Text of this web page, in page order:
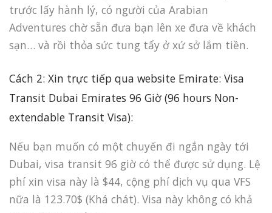
trước lấy hành lý, có người của Arabian
Adventures chờ sẵn đưa bạn lên xe đưa về khách
sạn… và rồi thỏa sức tung tẩy ở xứ sở lắm tiền.
Cách 2: Xin trực tiếp qua website Emirate: Visa
Transit Dubai Emirates 96 Giờ (96 hours Non-
extendable Transit Visa):
Nếu bạn muốn có một chuyến đi ngắn ngày tới
Dubai, visa transit 96 giờ có thể được sử dụng. Lệ
phí xin visa này là $44, cộng phí dịch vụ qua VFS
nữa là 123.70$ (Khá chát). Visa này không có khả